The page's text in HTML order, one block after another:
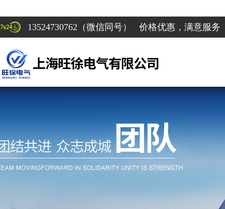
13524730762（微信同号） 价格优惠，满意服务